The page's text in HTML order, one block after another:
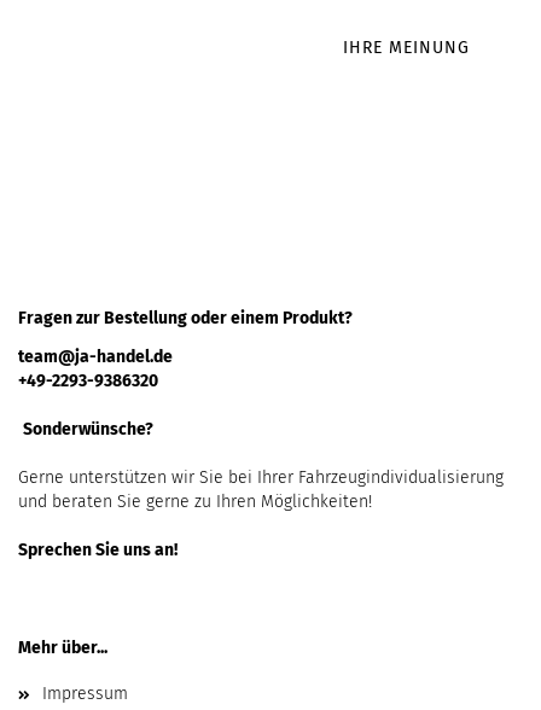
IHRE MEINUNG
Fragen zur Bestellung oder einem Produkt?
team@ja-handel.de
+49-2293-9386320
Sonderwünsche?
Gerne unterstützen wir Sie bei Ihrer Fahrzeugindividualisierung
und beraten Sie gerne zu Ihren Möglichkeiten!
Sprechen Sie uns an!
Mehr über...
Impressum